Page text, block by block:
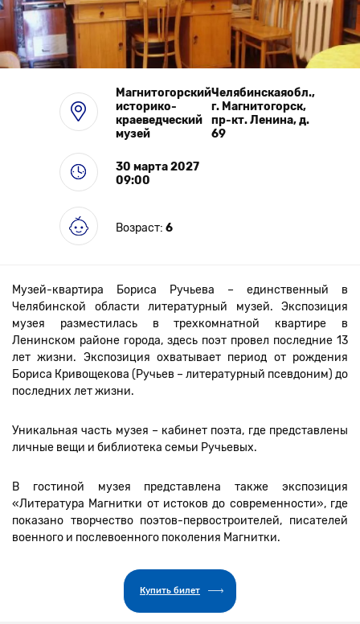
Магнитогорский
историко-
краеведческий
музей
Челябинскаяобл.,
г. Магнитогорск,
пр-кт. Ленина, д.
69
30 марта 2027
09:00
Возраст: 6
Музей-квартира Бориса Ручьева – единственный в
Челябинской области литературный музей. Экспозиция
музея разместилась в трехкомнатной квартире в
Ленинском районе города, здесь поэт провел последние 13
лет жизни. Экспозиция охватывает период от рождения
Бориса Кривощекова (Ручьев – литературный псевдоним) до
последних лет жизни.
Уникальная часть музея – кабинет поэта, где представлены
личные вещи и библиотека семьи Ручьевых.
В гостиной музея представлена также экспозиция
«Литература Магнитки от истоков до современности», где
показано творчество поэтов-первостроителей, писателей
военного и послевоенного поколения Магнитки.
Купить билет
Выставки